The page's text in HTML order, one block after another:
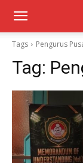
Tags Pengurus
Tag: